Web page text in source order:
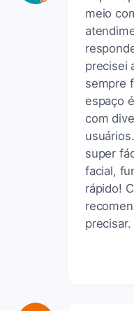
meio
precisei
sempre
espaço
com
super
facial,
rápido!
precisar.